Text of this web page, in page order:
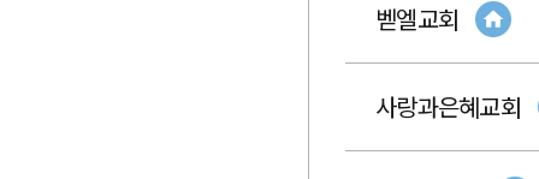
벧엘교회
사랑과은혜교회